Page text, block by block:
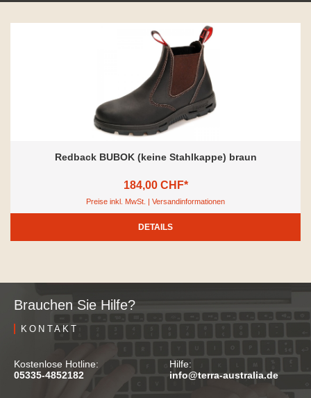
Redback BUBOK (keine Stahlkappe) braun
184,00 CHF*
Preise inkl. MwSt. | Versandinformationen
DETAILS
Brauchen Sie Hilfe?
KONTAKT
Kostenlose Hotline:
05335-4852182
Hilfe:
info@terra-australia.de